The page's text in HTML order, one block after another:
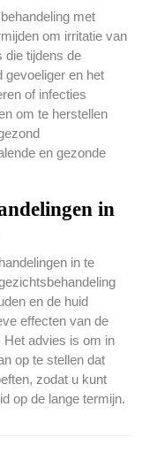
met
om irritatie van
die tijdens de
gevoeliger en het
of infecties
om te herstellen
en gezonde
in
in te
en de huid
effecten van de
Het advies is om in
op te stellen dat
zodat u kunt
op de lange termijn.